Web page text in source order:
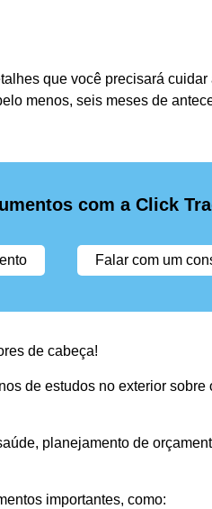
que você precisará cuidar
menos, seis meses de
com a Click
Falar com um
de cabeça!
de estudos no exterior sobre
planejamento de
importantes, como: